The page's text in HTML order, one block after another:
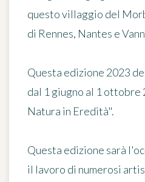
questo villaggio del
di Rennes, Nantes e
Questa edizione 2023
dal 1 giugno al 1 ottobre
Natura in Eredità".
Questa edizione sarà
il lavoro di numerosi